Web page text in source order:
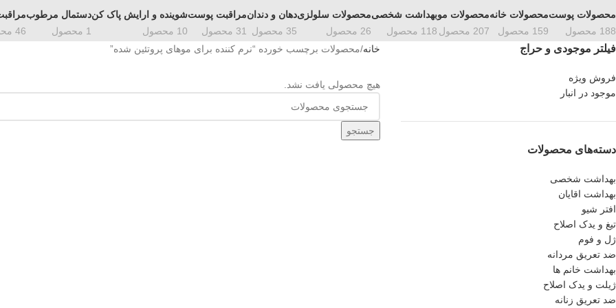
محصولات پوست
188 محصول
محصولات خانه
159 محصول
محصولات مو
207 محصول
بهداشت شخصی
118 محصول
محصولات سلولزی
26 محصول
دهان و دندان
35 محصول
مراقبت پوست
31 محصول
شوینده و ارایش پاک کن
10 محصول
دستمال مرطوب
1 محصول
46 محصول
فیلتر موجودی و حراج
فروش ویژه
موجود در انبار
دسته‌های محصولات
بهداشت شخصی
بهداشت اقایان
افتر شیو
تیغ و یدک اصلاح
ژل و فوم
ضد تعریق مردانه
بهداشت خانم ها
ژیلت و یدک اصلاح
ضد تعریق زنانه
خانه محصولات برچسب خورده “نرم کننده برای موهای پروتئین شده”
هیچ محصولی یافت نشد.
جستجو